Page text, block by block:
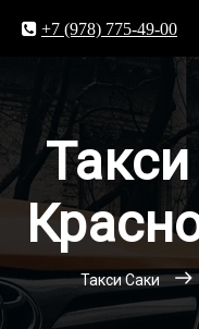
+7 (978) 775-49-00
Такси Саки